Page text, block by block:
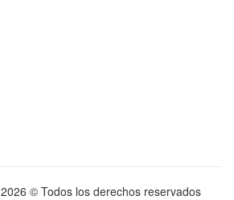
2026 © Todos los derechos reservados